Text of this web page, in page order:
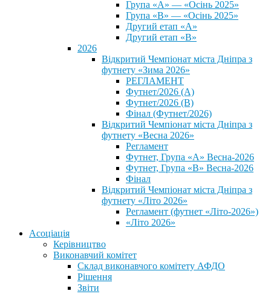
Група «А» — «Осінь 2025»
Група «В» — «Осінь 2025»
Другий етап «А»
Другий етап «В»
2026
Відкритий Чемпіонат міста Дніпра з
футнету «Зима 2026»
РЕГЛАМЕНТ
Футнет/2026 (А)
Футнет/2026 (В)
Фінал (Футнет/2026)
Відкритий Чемпіонат міста Дніпра з
футнету «Весна 2026»
Регламент
Футнет, Група «А» Весна-2026
Футнет, Група «В» Весна-2026
Фінал
Відкритий Чемпіонат міста Дніпра з
футнету «Літо 2026»
Регламент (футнет «Літо-2026»)
«Літо 2026»
Асоціація
Керівництво
Виконавчий комітет
Склад виконавчого комітету АФДО
Рішення
Звіти